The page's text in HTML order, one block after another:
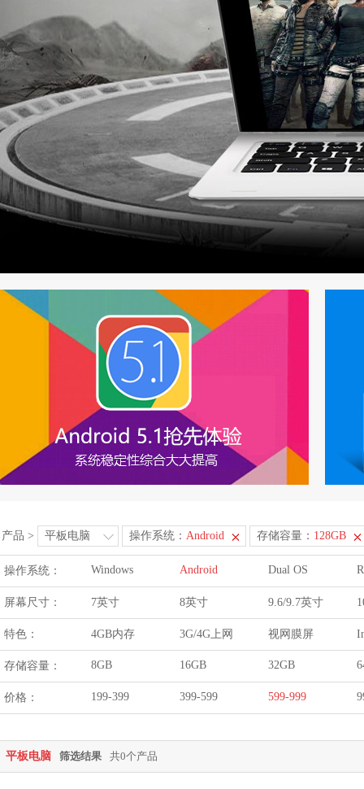
产品 > 平板电脑 操作系统： Android 存储容量： 128GB
操作系统： Windows Android Dual OS
屏幕尺寸： 7英寸 8英寸 9.6/9.7英寸
特色： 4GB内存 3G/4G上网 视网膜屏
存储容量： 8GB 16GB 32GB
价格： 199-399 399-599 599-999
平板电脑 筛选结果 共0个产品